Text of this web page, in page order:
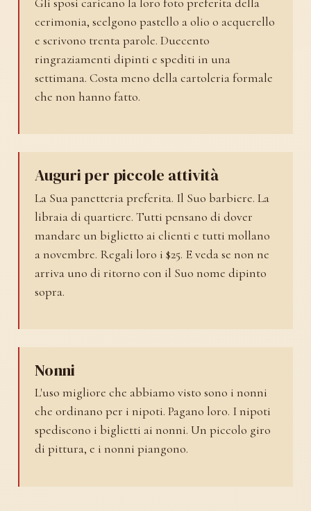
cerimonia, scelgono pastello a olio o acquerello
e scrivono trenta parole. Duecento
ringraziamenti dipinti e spediti in una
settimana. Costa meno della cartoleria formale
che non hanno fatto.
Auguri per piccole attività
La Sua panetteria preferita. Il Suo barbiere. La
libraia di quartiere. Tutti pensano di dover
mandare un biglietto ai clienti e tutti mollano
a novembre. Regali loro i $25. E veda se non ne
arriva uno di ritorno con il Suo nome dipinto
sopra.
Nonni
L'uso migliore che abbiamo visto sono i nonni
che ordinano per i nipoti. Pagano loro. I nipoti
spediscono i biglietti ai nonni. Un piccolo giro
di pittura, e i nonni piangono.